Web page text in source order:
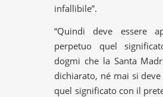
infallibile”.
“Quindi deve essere
perpetuo quel
dogmi che la Santa
dichiarato, né mai si
quel significato con il